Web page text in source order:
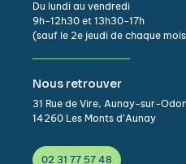
Du lundi au vendredi
9h-12h30 et 13h30-17h
(sauf le 2e jeudi de chaque
Nous retrouver
31 Rue de Vire, Aunay-sur-Odon
14260 Les Monts d’Aunay
02 31 77 57 48